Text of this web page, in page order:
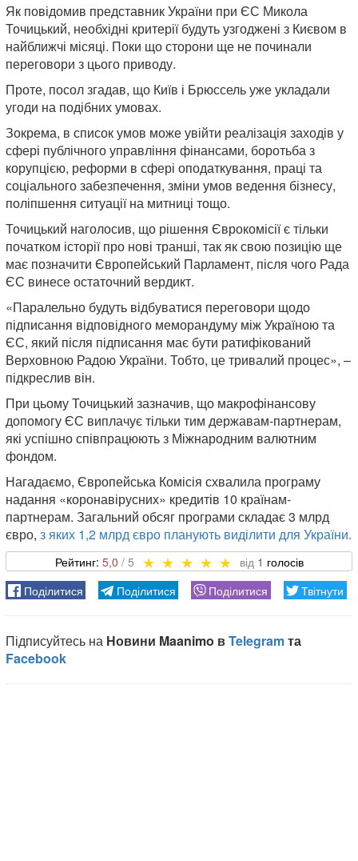
Як повідомив представник України при ЄС Микола
Точицький, необхідні критерії будуть узгоджені з Києвом в
найближчі місяці. Поки що сторони ще не починали
переговори з цього приводу.
Проте, посол згадав, що Київ і Брюссель уже укладали
угоди на подібних умовах.
Зокрема, в список умов може увійти реалізація заходів у
сфері публічного управління фінансами, боротьба з
корупцією, реформи в сфері оподаткування, праці та
соціального забезпечення, зміни умов ведення бізнесу,
поліпшення ситуації на митниці тощо.
Точицький наголосив, що рішення Єврокомісії є тільки
початком історії про нові транші, так як свою позицію ще
має позначити Європейський Парламент, після чого Рада
ЄС винесе остаточний вердикт.
«Паралельно будуть відбуватися переговори щодо
підписання відповідного меморандуму між Україною та
ЄС, який після підписання має бути ратифікований
Верховною Радою України. Тобто, це тривалий процес», –
підкреслив він.
При цьому Точицький зазначив, що макрофінансову
допомогу ЄС виплачує тільки тим державам-партнерам,
які успішно співпрацюють з Міжнародним валютним
фондом.
Нагадаємо, Європейська Комісія схвалила програму
надання «коронавірусних» кредитів 10 країнам-
партнерам. Загальний обсяг програми складає 3 млрд
євро, з яких 1,2 млрд євро планують виділити для України.
5,0 1